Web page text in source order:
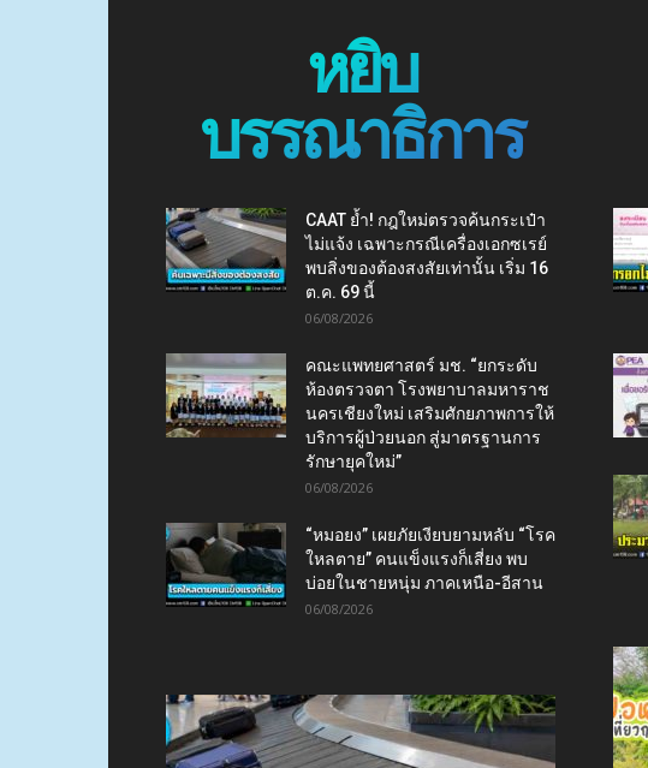
หยิบ
บรรณาธิการ
CAAT ย้ำ! กฎใหม่ตรวจค้นกระเป๋า
ไม่แจ้ง เฉพาะกรณีเครื่องเอกซเรย์
พบสิ่งของต้องสงสัยเท่านั้น เริ่ม 16
ต.ค. 69 นี้
06/08/2026
คณะแพทยศาสตร์ มช. “ยกระดับ
ห้องตรวจตา โรงพยาบาลมหาราช
นครเชียงใหม่ เสริมศักยภาพการให้
บริการผู้ป่วยนอก สู่มาตรฐานการ
รักษายุคใหม่”
06/08/2026
“หมอยง” เผยภัยเงียบยามหลับ “โรค
ใหลตาย” คนแข็งแรงก็เสี่ยง พบ
บ่อยในชายหนุ่ม ภาคเหนือ-อีสาน
06/08/2026